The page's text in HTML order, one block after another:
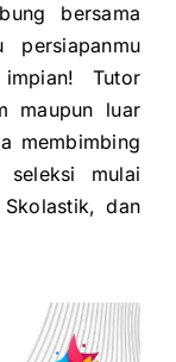
bersama
persiapanmu
Tutor
maupun luar
membimbing
seleksi mulai
Skolastik, dan